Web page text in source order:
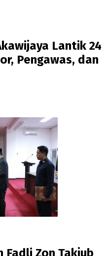
Lantik 24
Pengawas, dan
Zon Takjub